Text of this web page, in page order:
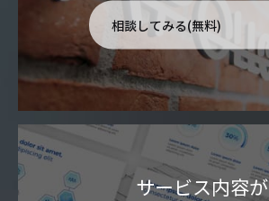
相談してみる(無料)
サービス内容が